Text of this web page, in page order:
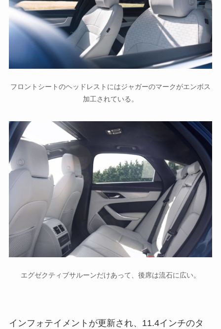
フロントシートのヘッドレストにはジャガーのマークがエンボス
加工されている。
エグゼクティブサルーンだけあって、後席は流石に広い。
インフォテイメントが更新され、11.4インチのタ